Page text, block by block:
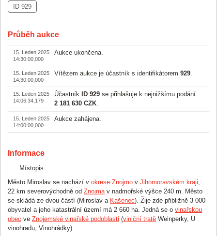
ID 929
Průběh aukce
15. Leden 2025
14:30:00,000
Aukce ukončena.
15. Leden 2025
14:30:00,000
Vítězem aukce je účastník s identifikátorem 929
15. Leden 2025
14:06:34,179
Účastník ID 929 se přihlašuje k nejnižšímu podání
2 181 630 CZK
15. Leden 2025
14:00:00,000
Aukce zahájena.
Informace
Místopis
Město Miroslav se nachází v okrese Znojmo v Jihomoravském kraji
22 km severovýchodně od Znojma v nadmořské výšce 240 m. Město
se skládá ze dvou částí (Miroslav a Kašenec). Žije zde přibližně 3 000
obyvatel a jeho katastrální území má 2 660 ha. Jedná se o vinařskou
obec ve Znojemské vinařské podoblasti (viniční tratě Weinperky, U
vinohradu, Vinohrádky).